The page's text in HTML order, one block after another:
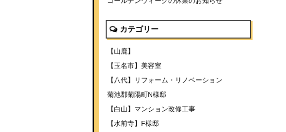
カテゴリー
【山鹿】
【玉名市】美容室
【八代】リフォーム・リノベーション
菊池郡菊陽町N様邸
【白山】マンション改修工事
【水前寺】F様邸